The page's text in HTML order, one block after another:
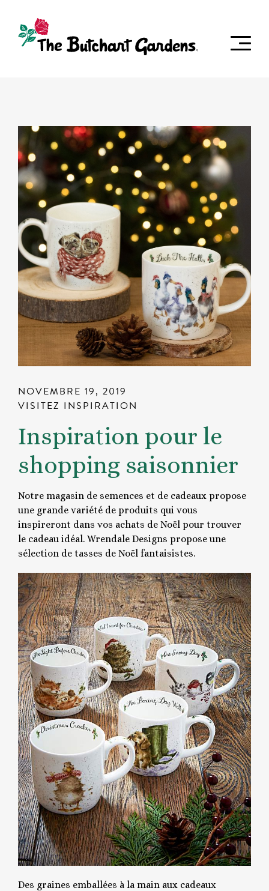
NOVEMBRE 19, 2019
VISITEZ INSPIRATION
Inspiration pour le
shopping saisonnier
Notre magasin de semences et de cadeaux propose
une grande variété de produits qui vous
inspireront dans vos achats de Noël pour trouver
le cadeau idéal. Wrendale Designs propose une
sélection de tasses de Noël fantaisistes.
Des graines emballées à la main aux cadeaux